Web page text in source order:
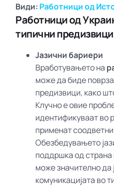
Види: Работници од
Работници од
типични предизвици
Јазични бариери
Вработувањето на
може да биде
предизвици, како
Клучно е овие
идентификуваат во
применат
Обезбедувањето
поддршка од страна
може значително да
комуникацијата во